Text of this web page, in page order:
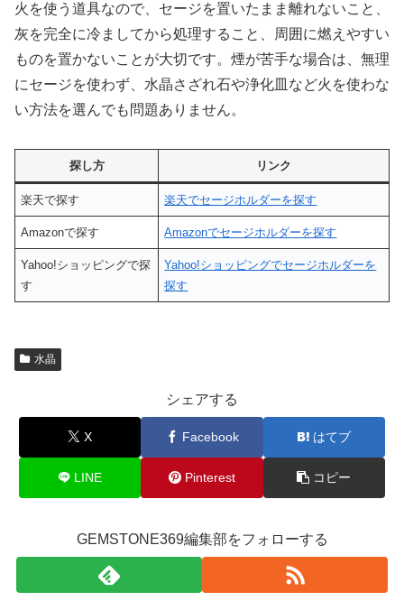
火を使う道具なので、セージを置いたまま離れないこと、
灰を完全に冷ましてから処理すること、周囲に燃えやすい
ものを置かないことが大切です。煙が苦手な場合は、無理
にセージを使わず、水晶さざれ石や浄化皿など火を使わな
い方法を選んでも問題ありません。
探し方 リンク
楽天で探す 楽天でセージホルダーを探す
Amazonで探す Amazonでセージホルダーを探す
Yahoo!ショッピングで探
す
Yahoo!ショッピングでセージホルダーを
探す
水晶
シェアする
X Facebook はてブ
LINE Pinterest コピー
GEMSTONE369編集部をフォローする